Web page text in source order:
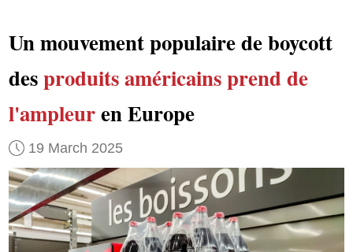
Un mouvement populaire de boycott
desproduits américainsprend de
l'ampleuren Europe
19 March 2025